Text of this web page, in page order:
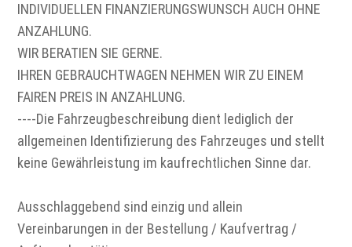
INDIVIDUELLEN FINANZIERUNGSWUNSCH AUCH OHNE
ANZAHLUNG.
WIR BERATIEN SIE GERNE.
IHREN GEBRAUCHTWAGEN NEHMEN WIR ZU EINEM
FAIREN PREIS IN ANZAHLUNG.
----Die Fahrzeugbeschreibung dient lediglich der
allgemeinen Identifizierung des Fahrzeuges und stellt
keine Gewährleistung im kaufrechtlichen Sinne dar.
Ausschlaggebend sind einzig und allein
Vereinbarungen in der Bestellung / Kaufvertrag /